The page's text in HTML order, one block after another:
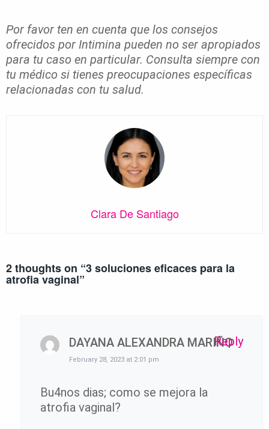
Por favor ten en cuenta que los consejos
ofrecidos por Intimina pueden no ser apropiados
para tu caso en particular. Consulta siempre con
tu médico si tienes preocupaciones específicas
relacionadas con tu salud.
Clara De Santiago
2 thoughts on “3 soluciones eficaces para la
atrofia vaginal”
DAYANA ALEXANDRA MARIÑO
February 28, 2023 at 2:01 pm
Bu4nos dias; como se mejora la
atrofia vaginal?
Reply